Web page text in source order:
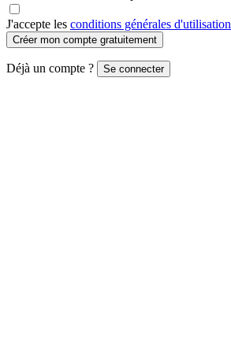
J'accepte les conditions générales d'utilisation
Créer mon compte gratuitement
Déjà un compte ? Se connecter